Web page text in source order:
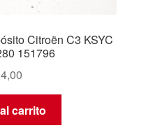
Citroën C3 KSYC
151796
carrito